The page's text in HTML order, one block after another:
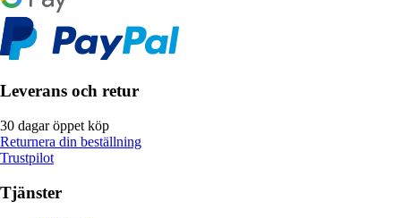
Leverans och retur
30 dagar öppet köp
Returnera din beställning
Trustpilot
Tjänster